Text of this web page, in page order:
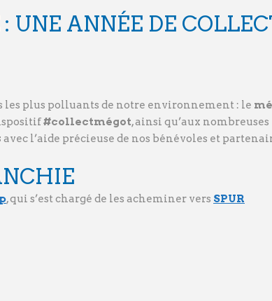
UNE ANNÉE DE
les plus polluants de notre environnement : le
#collectmégot, ainsi qu’aux nombreuses
avec l’aide précieuse de nos bénévoles et
, qui s’est chargé de les acheminer vers SPUR